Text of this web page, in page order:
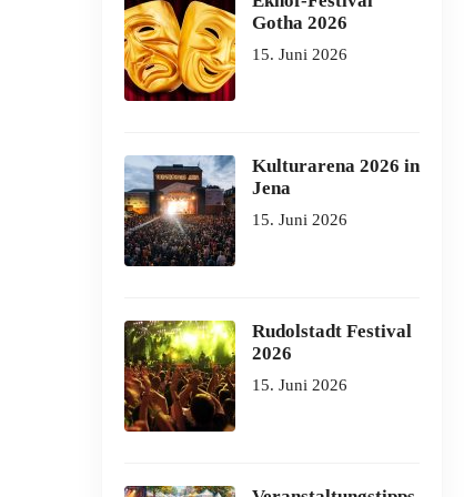
Gotha 2026
15. Juni 2026
Kulturarena 2026 in
Jena
15. Juni 2026
Rudolstadt Festival
2026
15. Juni 2026